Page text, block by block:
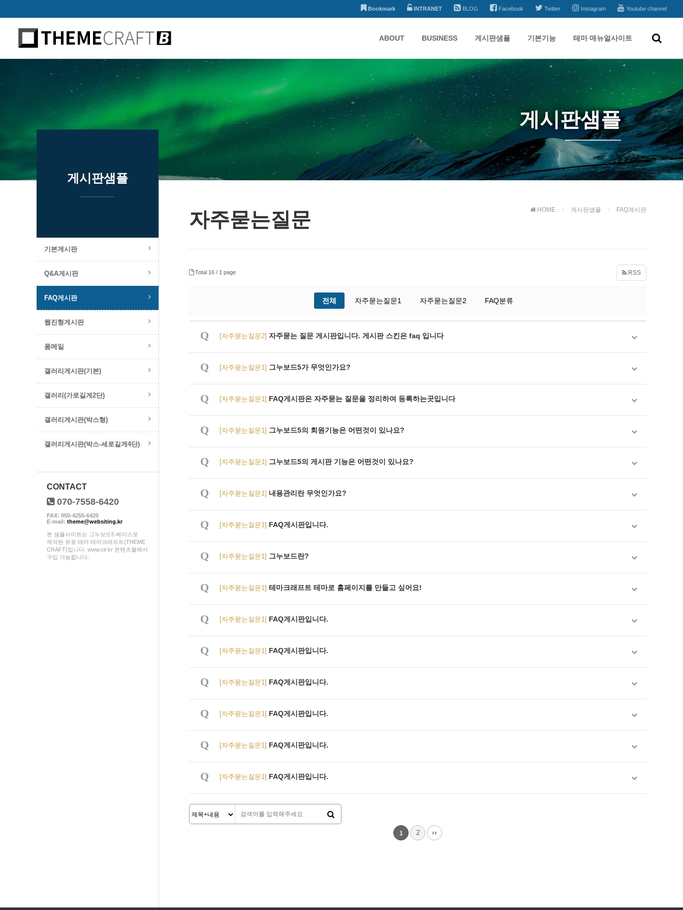
Bookmark INTRANET BLOG Facebook Twitter Instagram Youtube channel
ABOUT BUSINESS 게시판샘플
하위분류
기본기능
하위분류
테마 매뉴얼사이트
하위분류
게시판샘플
자주묻는질문 HOME 게시판샘플 FAQ게시판
Total 16 / 1 page RSS
전체 자주묻는질문1 자주묻는질문2 FAQ분류
Q [자주묻는질문2] 자주묻는 질문 게시판입니다. 게시판 스킨은 faq 입니다
Q [자주묻는질문1] 그누보드5가 무엇인가요?
Q [자주묻는질문1] FAQ게시판은 자주묻는 질문을 정리하여 등록하는곳입니다
Q [자주묻는질문1] 그누보드5의 회원기능은 어떤것이 있나요?
Q [자주묻는질문1] 그누보드5의 게시판 기능은 어떤것이 있나요?
Q [자주묻는질문1] 내용관리란 무엇인가요?
Q [자주묻는질문1] FAQ게시판입니다.
Q [자주묻는질문1] 그누보드란?
Q [자주묻는질문1] 테마크래프트 테마로 홈페이지를 만들고 싶어요!
Q [자주묻는질문1] FAQ게시판입니다.
Q [자주묻는질문1] FAQ게시판입니다.
Q [자주묻는질문1] FAQ게시판입니다.
Q [자주묻는질문1] FAQ게시판입니다.
Q [자주묻는질문1] FAQ게시판입니다.
Q [자주묻는질문1] FAQ게시판입니다.
1 2
게시판샘플
기본게시판
Q&A게시판
FAQ게시판
웹진형게시판
폼메일
갤러리게시판(기본)
갤러리(가로길게2단)
갤러리게시판(박스형)
갤러리게시판(박스-세로길게4단)
CONTACT
070-7558-6420
FAX: 050-4255-6420
E-mail: theme@websiting.kr
본 샘플사이트는 그누보드5 베이스로
제작된 유료 테마 테마크래프트(THEME
CRAFT)입니다. www.sir.kr 컨텐츠몰에서
구입 가능합니다.